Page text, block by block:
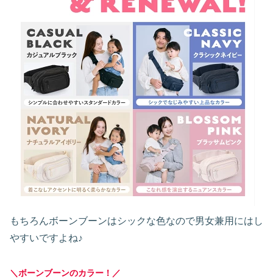
もちろんボーンブーンはシックな色なので男女兼用にはし
やすいですよね♪
＼ボーンブーンのカラー！／